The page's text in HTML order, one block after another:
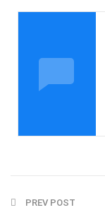
PREV POST